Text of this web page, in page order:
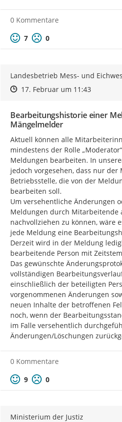
0 Kommentare
7
0
Landesbetrieb Mess- und
Zeitpunkt des Erstellens
Zeitpunkt des Erstellens
17. Februar um 11:43Zur
Bearbeitungshistorie einer
Mängelmelder
Aktuell können alle
mindestens der Rolle
Meldungen bearbeiten. In
jedoch vorgesehen, dass nur
Betriebsstelle, die von der
bearbeiten soll.
Um versehentliche Änderungen
Meldungen durch Mitarbeitende
nachvollziehen zu können, wäre
jede Meldung eine
Derzeit wird in der Meldung
bearbeitende Person mit
Das gewünschte
vollständigen
einschließlich der beteiligten
vorgenommenen Änderungen
neuen Inhalte der betroffenen
noch, wenn der
im Falle versehentlich
Änderungen/Löschungen
0 Kommentare
9
0
Ministerium der Justiz